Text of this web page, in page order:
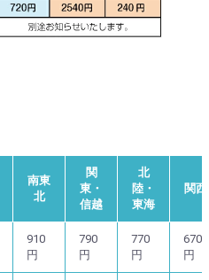
南東
北
関
東・
信越
北
陸・
東海
関西
910
円
790
円
770
円
670
円